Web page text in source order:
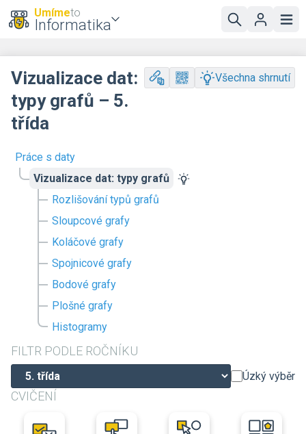
Umímeto
Informatika
Práce s daty
Vizualizace dat: typy grafů
Rozlišování typů grafů
Sloupcové grafy
Koláčové grafy
Spojnicové grafy
Bodové grafy
Plošné grafy
Histogramy
FILTR PODLE ROČNÍKU
Úzký výběr
CVIČENÍ
Vizualizace dat:
typy grafů – 5.
třída
Všechna shrnutí